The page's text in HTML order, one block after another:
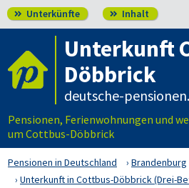
 Unterkünfte  Inhalt
Unterkunft
Döbbrick
deutsche-
Pensionen, Ferienwohnungen und
um Cottbus-Döbbrick
Pensionen in Deutschland
Brandenburg
Unterkunft in Cottbus-Döbbrick (Drei-